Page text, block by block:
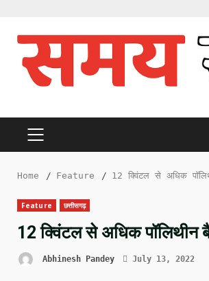
content
PRIMARY
Home Feature 12 क्विंटल से अधिक
Feature छत्तीसगढ़
12 क्विंटल से अधिक पॉलिथीन
Abhinesh Pandey July 13, 2022